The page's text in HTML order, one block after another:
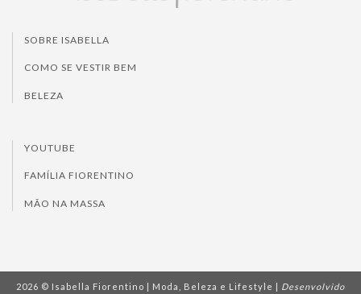
SOBRE ISABELLA
COMO SE VESTIR BEM
BELEZA
YOUTUBE
FAMÍLIA FIORENTINO
MÃO NA MASSA
2026 © Isabella Fiorentino | Moda, Beleza e Lifestyle | Desenvolvido